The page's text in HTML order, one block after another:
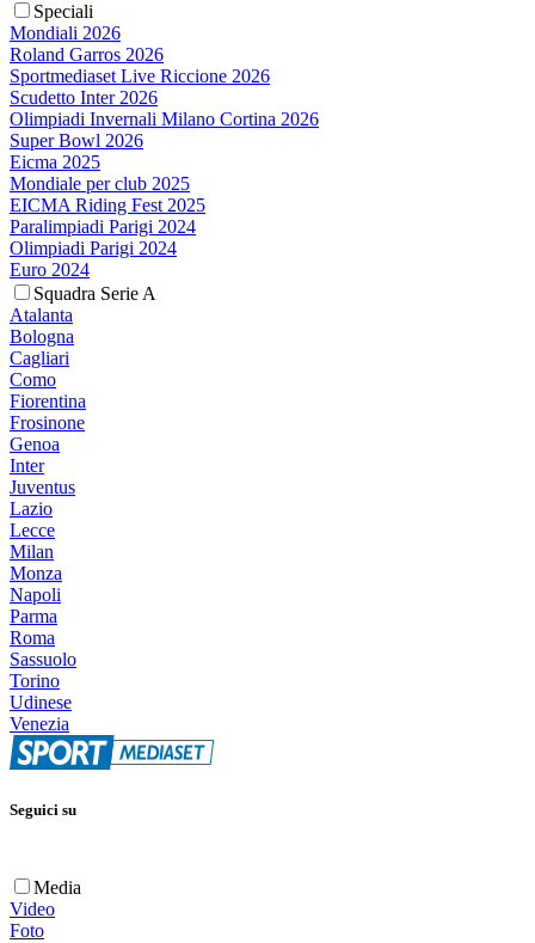
Speciali
Mondiali 2026
Roland Garros 2026
Sportmediaset Live Riccione 2026
Scudetto Inter 2026
Olimpiadi Invernali Milano Cortina 2026
Super Bowl 2026
Eicma 2025
Mondiale per club 2025
EICMA Riding Fest 2025
Paralimpiadi Parigi 2024
Olimpiadi Parigi 2024
Euro 2024
Squadra Serie A
Atalanta
Bologna
Cagliari
Como
Fiorentina
Frosinone
Genoa
Inter
Juventus
Lazio
Lecce
Milan
Monza
Napoli
Parma
Roma
Sassuolo
Torino
Udinese
Venezia
Seguici su
Media
Video
Foto